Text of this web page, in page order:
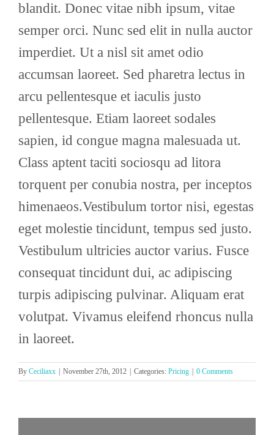
blandit. Donec vitae nibh ipsum, vitae
semper orci. Nunc sed elit in nulla auctor
imperdiet. Ut a nisl sit amet odio
accumsan laoreet. Sed pharetra lectus in
arcu pellentesque et iaculis justo
pellentesque. Etiam laoreet sodales
sapien, id congue magna malesuada ut.
Class aptent taciti sociosqu ad litora
torquent per conubia nostra, per inceptos
himenaeos.Vestibulum tortor nisi, egestas
eget molestie tincidunt, tempus sed justo.
Vestibulum ultricies auctor varius. Fusce
consequat tincidunt dui, ac adipiscing
turpis adipiscing pulvinar. Aliquam erat
volutpat. Vivamus eleifend rhoncus nulla
in laoreet.
By Ceciliaxx November 27th, 2012 Categories: Pricing 0 Comments